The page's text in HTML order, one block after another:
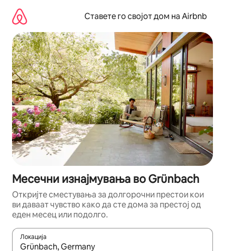
содржина
Ставете го својот дом на Airbnb
Месечни изнајмувања во Grünbach
Откријте сместувања за долгорочни престои кои
ви даваат чувство како да сте дома за престој од
еден месец или подолго.
Локација
Кога резултатите се достапни, движете се со копчињата